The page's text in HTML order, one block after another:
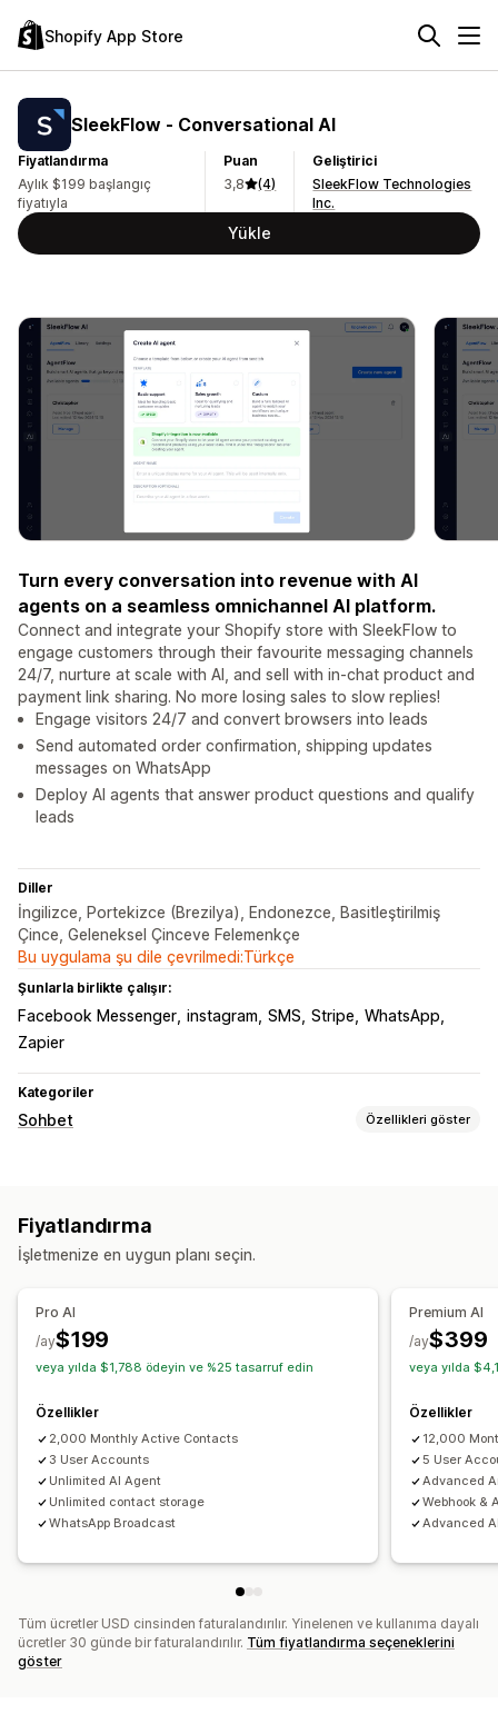
Shopify App Store
SleekFlow ‑ Conversational AI
Fiyatlandırma
Aylık $199 başlangıç
fiyatıyla
Puan
3,8
(4)
Geliştirici
SleekFlow Technologies
Inc.
Yükle
Turn every conversation into revenue with AI
agents on a seamless omnichannel AI platform.
Connect and integrate your Shopify store with SleekFlow to
engage customers through their favourite messaging channels
24/7, nurture at scale with AI, and sell with in-chat product and
payment link sharing. No more losing sales to slow replies!
Engage visitors 24/7 and convert browsers into leads
Send automated order confirmation, shipping updates
messages on WhatsApp
Deploy AI agents that answer product questions and qualify
leads
Diller
İngilizce, Portekizce (Brezilya), Endonezce, Basitleştirilmiş
Çince, Geleneksel Çinceve Felemenkçe
Bu uygulama şu dile çevrilmedi:Türkçe
Şunlarla birlikte çalışır:
Facebook Messenger instagram SMS Stripe WhatsApp
Zapier
Kategoriler
Sohbet Özellikleri göster
Çoklu dil Gerçek zamanlı çeviri
Hızlı yanıtlar
Sipariş güncellemeleri
Özelleştirme
Hoş geldiniz mesajları
Etiketleme
Sohbet ataması Sohbet akışları
Fiyatlandırma
İşletmenize en uygun planı seçin.
Pro AI
$199
/ay
veya yılda $1,788 ödeyin ve %25 tasarruf edin
Özellikler
2,000 Monthly Active Contacts
3 User Accounts
Unlimited AI Agent
Unlimited contact storage
WhatsApp Broadcast
Premium AI
$399
/ay
veya yılda
Özellikler
12,000
5 User
Advanced
Webhook &
Advanced
Tüm ücretler USD cinsinden faturalandırılır. Yinelenen ve kullanıma dayalı
ücretler 30 günde bir faturalandırılır. Tüm fiyatlandırma seçeneklerini
göster